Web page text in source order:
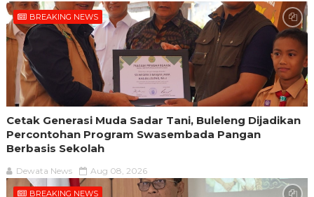
BREAKING NEWS
Cetak Generasi Muda Sadar Tani, Buleleng Dijadikan
Percontohan Program Swasembada Pangan
Berbasis Sekolah
Dewata News Aug 08, 2026
BREAKING NEWS